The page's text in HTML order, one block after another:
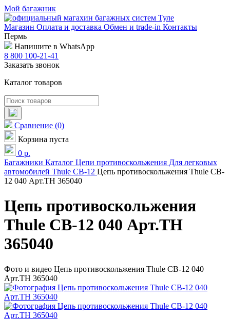
Мой багажник
Магазин Оплата и доставка Обмен и trade-in Контакты
Пермь
Напишите в WhatsApp
8 800 100-21-41
Заказать звонок
Каталог товаров
Сравнение (0)
Корзина пуста
0 р.
Багажники Каталог Цепи противоскольжения Для легковых
автомобилей Thule CB-12 Цепь противоскольжения Thule CB-
12 040 Арт.TH 365040
Цепь противоскольжения
Thule CB-12 040 Арт.TH
365040
Фото и видео Цепь противоскольжения Thule CB-12 040
Арт.TH 365040